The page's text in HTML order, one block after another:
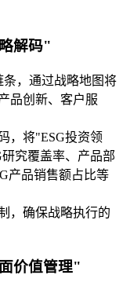
解码"
，通过战略地图将
品创新、客户服
，将"ESG投资领
究覆盖率、产品部
产品销售额占比等
，确保战略执行的
价值管理"